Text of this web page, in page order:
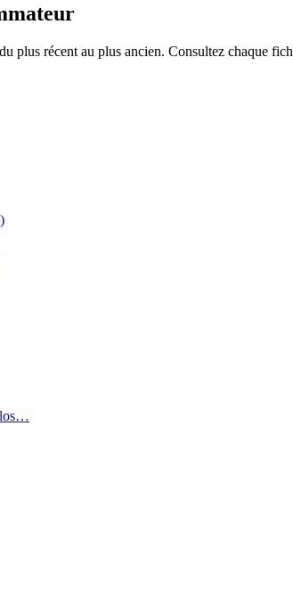
plus récent au plus ancien. Consultez chaque